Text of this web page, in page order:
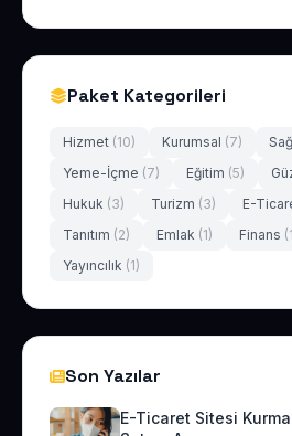
Paket Kategorileri
Hizmet (10) Kurumsal (7)
Yeme-İçme (7) Eğitim (5)
Hukuk (3) Turizm (3) E-
Tanıtım (2) Emlak (1) Finans
Yayıncılık (1)
Son Yazılar
E-Ticaret Sitesi